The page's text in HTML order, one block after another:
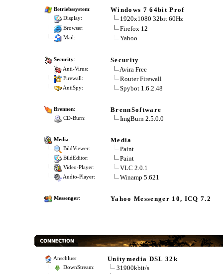
Betriebssystem: Windows 7 64bit Prof
Display: 1920x1080 32bit 60Hz
Browser: Firefox 12
Mail: Yahoo
Security: Security
Anti-Virus: Avira Free
Firewall: Router Firewall
AntiSpy: Spybot 1.6.2.48
Brennen: BrennSoftware
CD-Burn: ImgBurn 2.5.0.0
Media: Media
BildViewer: Paint
BildEditor: Paint
Video-Player: VLC 2.0.1
Audio-Player: Winamp 5.621
Messenger: Yahoo Messenger 10, ICQ 7.2
Anschluss: Unitymedia DSL 32k
DownStream: 31900kbit/s